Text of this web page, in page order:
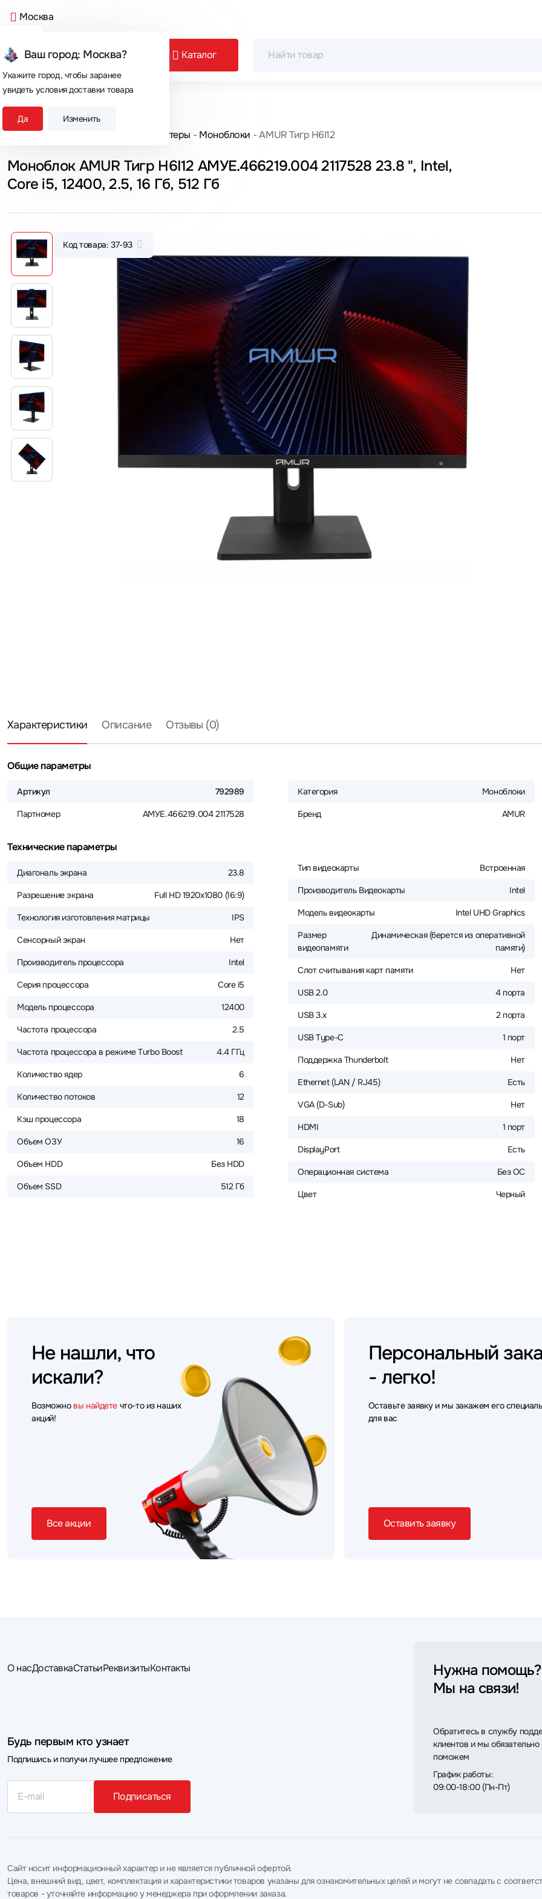
Москва
Ваш город: Москва?
Укажите город, чтобы заранее
увидеть условия доставки товара
Да Изменить
Каталог
Сегодня покупают
Главная Компьютеры Моноблоки AMUR Тигр H6I12
Моноблок AMUR Тигр H6I12 АМУЕ.466219.004 2117528 23.8 ", Intel,
Core i5, 12400, 2.5, 16 Гб, 512 Гб
Код товара: 37-93
Характеристики Описание Отзывы (0)
Общие параметры
Артикул 792989
Партномер АМУЕ.466219.004 2117528
Категория Моноблоки
Бренд AMUR
Технические параметры
Диагональ экрана 23.8
Разрешение экрана Full HD 1920x1080 (16:9)
Технология изготовления матрицы IPS
Сенсорный экран Нет
Производитель процессора Intel
Серия процессора Core i5
Модель процессора 12400
Частота процессора 2.5
Частота процессора в режиме Turbo Boost 4.4 ГГц
Количество ядер 6
Количество потоков 12
Кэш процессора 18
Объем ОЗУ 16
Объем HDD Без HDD
Объем SSD 512 Гб
Тип видеокарты Встроенная
Производитель Видеокарты Intel
Модель видеокарты Intel UHD Graphics
Размер
видеопамяти
Динамическая (берется из оперативной
памяти)
Слот считывания карт памяти Нет
USB 2.0 4 порта
USB 3.x 2 порта
USB Type-C 1 порт
Поддержка Thunderbolt Нет
Ethernet (LAN / RJ45) Есть
VGA (D-Sub) Нет
HDMI 1 порт
DisplayPort Есть
Операционная система Без ОС
Цвет Черный
Не нашли, что
искали?
Возможно вы найдете что-то из наших
акций!
Все акции
Персональный
- легко!
Оставьте заявку и мы закажем его
для вас
Оставить заявку
О насДоставкаСтатьиРеквизитыКонтакты
Будь первым кто узнает
Подпишись и получи лучшее предложение
Подписаться
Нужна помощь?
Мы на связи!
Обратитесь в службу
клиентов и мы
поможем
График работы:
09:00-18:00 (Пн-Пт)
Сайт носит информационный характер и не является публичной офертой.
Цена, внешний вид, цвет, комплектация и характеристики товаров указаны для ознакомительных целей и могут не совпадать с
товаров - уточняйте информацию у менеджера при оформлении заказа.